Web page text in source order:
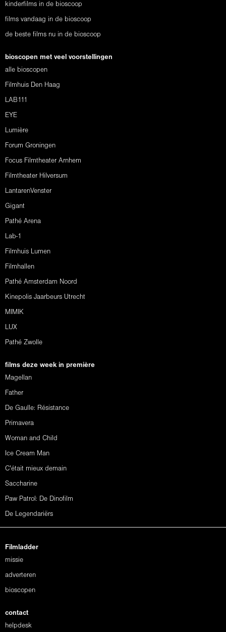
kinderfilms in de bioscoop
films vandaag in de bioscoop
de beste films nu in de bioscoop
bioscopen met veel voorstellingen
alle bioscopen
Filmhuis Den Haag
LAB111
EYE
Lumière
Forum Groningen
Focus Filmtheater Arnhem
Filmtheater Hilversum
LantarenVenster
Gigant
Pathé Arena
Lab-1
Filmhuis Lumen
Filmhallen
Pathé Amsterdam Noord
Kinepolis Jaarbeurs Utrecht
MIMIK
LUX
Pathé Zwolle
films deze week in première
Magellan
Father
De Gaulle: Résistance
Primavera
Woman and Child
Ice Cream Man
C'était mieux demain
Saccharine
Paw Patrol: De Dinofilm
De Legendariërs
Filmladder
missie
adverteren
bioscopen
contact
helpdesk